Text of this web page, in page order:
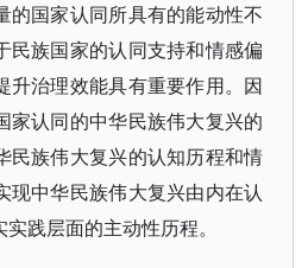
的国家认同所具有的能动性不
民族国家的认同支持和情感偏
升治理效能具有重要作用。因
家认同的中华民族伟大复兴的
民族伟大复兴的认知历程和情
现中华民族伟大复兴由内在认
践层面的主动性历程。